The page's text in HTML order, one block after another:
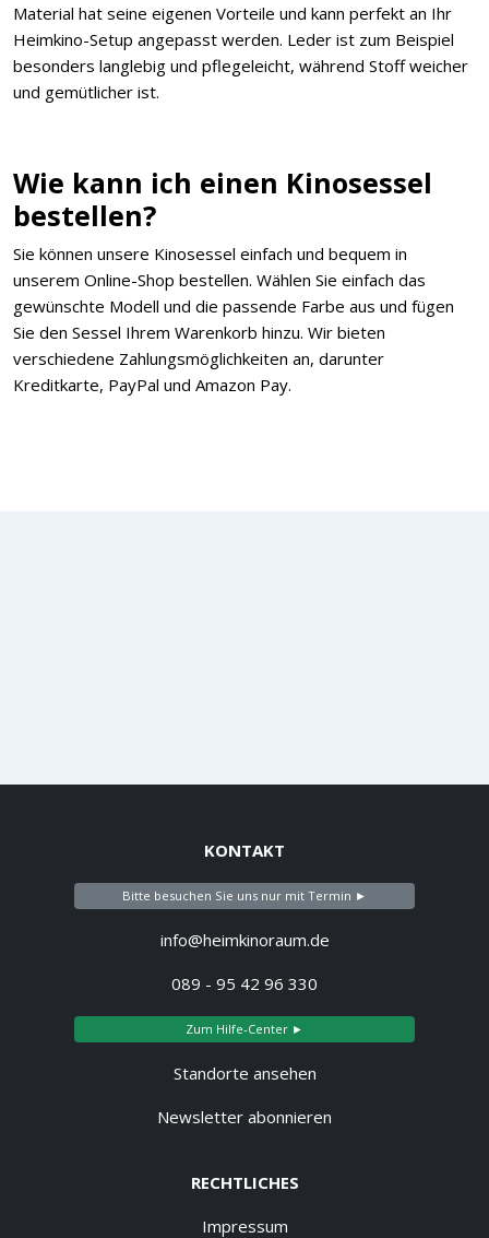
Material hat seine eigenen Vorteile und kann perfekt an Ihr
Heimkino-Setup angepasst werden. Leder ist zum Beispiel
besonders langlebig und pflegeleicht, während Stoff weicher
und gemütlicher ist.
Wie kann ich einen Kinosessel
bestellen?
Sie können unsere Kinosessel einfach und bequem in
unserem Online-Shop bestellen. Wählen Sie einfach das
gewünschte Modell und die passende Farbe aus und fügen
Sie den Sessel Ihrem Warenkorb hinzu. Wir bieten
verschiedene Zahlungsmöglichkeiten an, darunter
Kreditkarte, PayPal und Amazon Pay.
KONTAKT
Bitte besuchen Sie uns nur mit Termin ►
info@heimkinoraum.de
089 - 95 42 96 330
Zum Hilfe-Center ►
Standorte ansehen
Newsletter abonnieren
RECHTLICHES
Impressum